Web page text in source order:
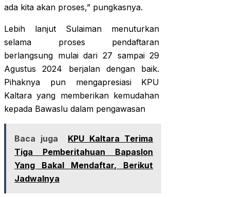
ada kita akan proses,” pungkasnya.
Lebih lanjut Sulaiman menuturkan
selama proses pendaftaran
berlangsung mulai dari 27 sampai 29
Agustus 2024 berjalan dengan baik.
Pihaknya pun mengapresiasi KPU
Kaltara yang memberikan kemudahan
kepada Bawaslu dalam pengawasan
Baca juga
KPU Kaltara Terima
Tiga Pemberitahuan Bapaslon
Yang Bakal Mendaftar, Berikut
Jadwalnya